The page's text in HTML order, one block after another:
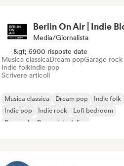
Berlin On Air | Indie
Media/Giornalista
&gt; 5900 risposte date
Musica classicaDream popGarage rock
Indie folkIndie pop
Scrivere articoli
Musica classica Dream pop
Indie folk
Indie pop
Indie rock
Lofi bedroom
Pop rock
Pop psichedelico